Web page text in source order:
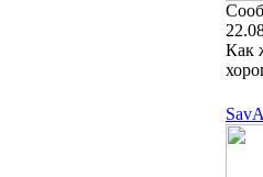
Как